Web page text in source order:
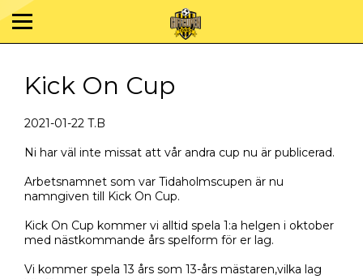
Kick On Cup
2021-01-22 T.B
Ni har väl inte missat att vår andra cup nu är publicerad.
Arbetsnamnet som var Tidaholmscupen är nu
namngiven till Kick On Cup.
Kick On Cup kommer vi alltid spela 1:a helgen i oktober
med nästkommande års spelform för er lag.
Vi kommer spela 13 års som 13-års mästaren,vilka lag